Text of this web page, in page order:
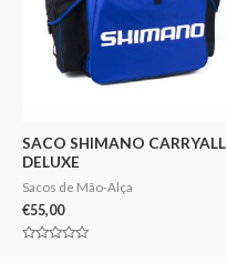
SACO SHIMANO CARRYALL
DELUXE
Sacos de Mão-Alça
€55,00